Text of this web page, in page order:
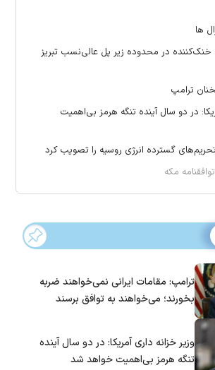
ها
در محدوده زیر پل عالی‌نسب تبریز
ترامپ
در دو سال آینده تنگه هرمز بی‌اهمیت
تحریم‌های گسترده انرژی روسیه را تصویب کرد
مکه
ترامپ: مقامات ایرانی نمی‌خواهند ضربه
بخورند؛ می‌خواهند به توافق برسند
وزیر خزانه داری آمریکا: در دو سال آینده
تنگه هرمز بی‌اهمیت خواهد شد